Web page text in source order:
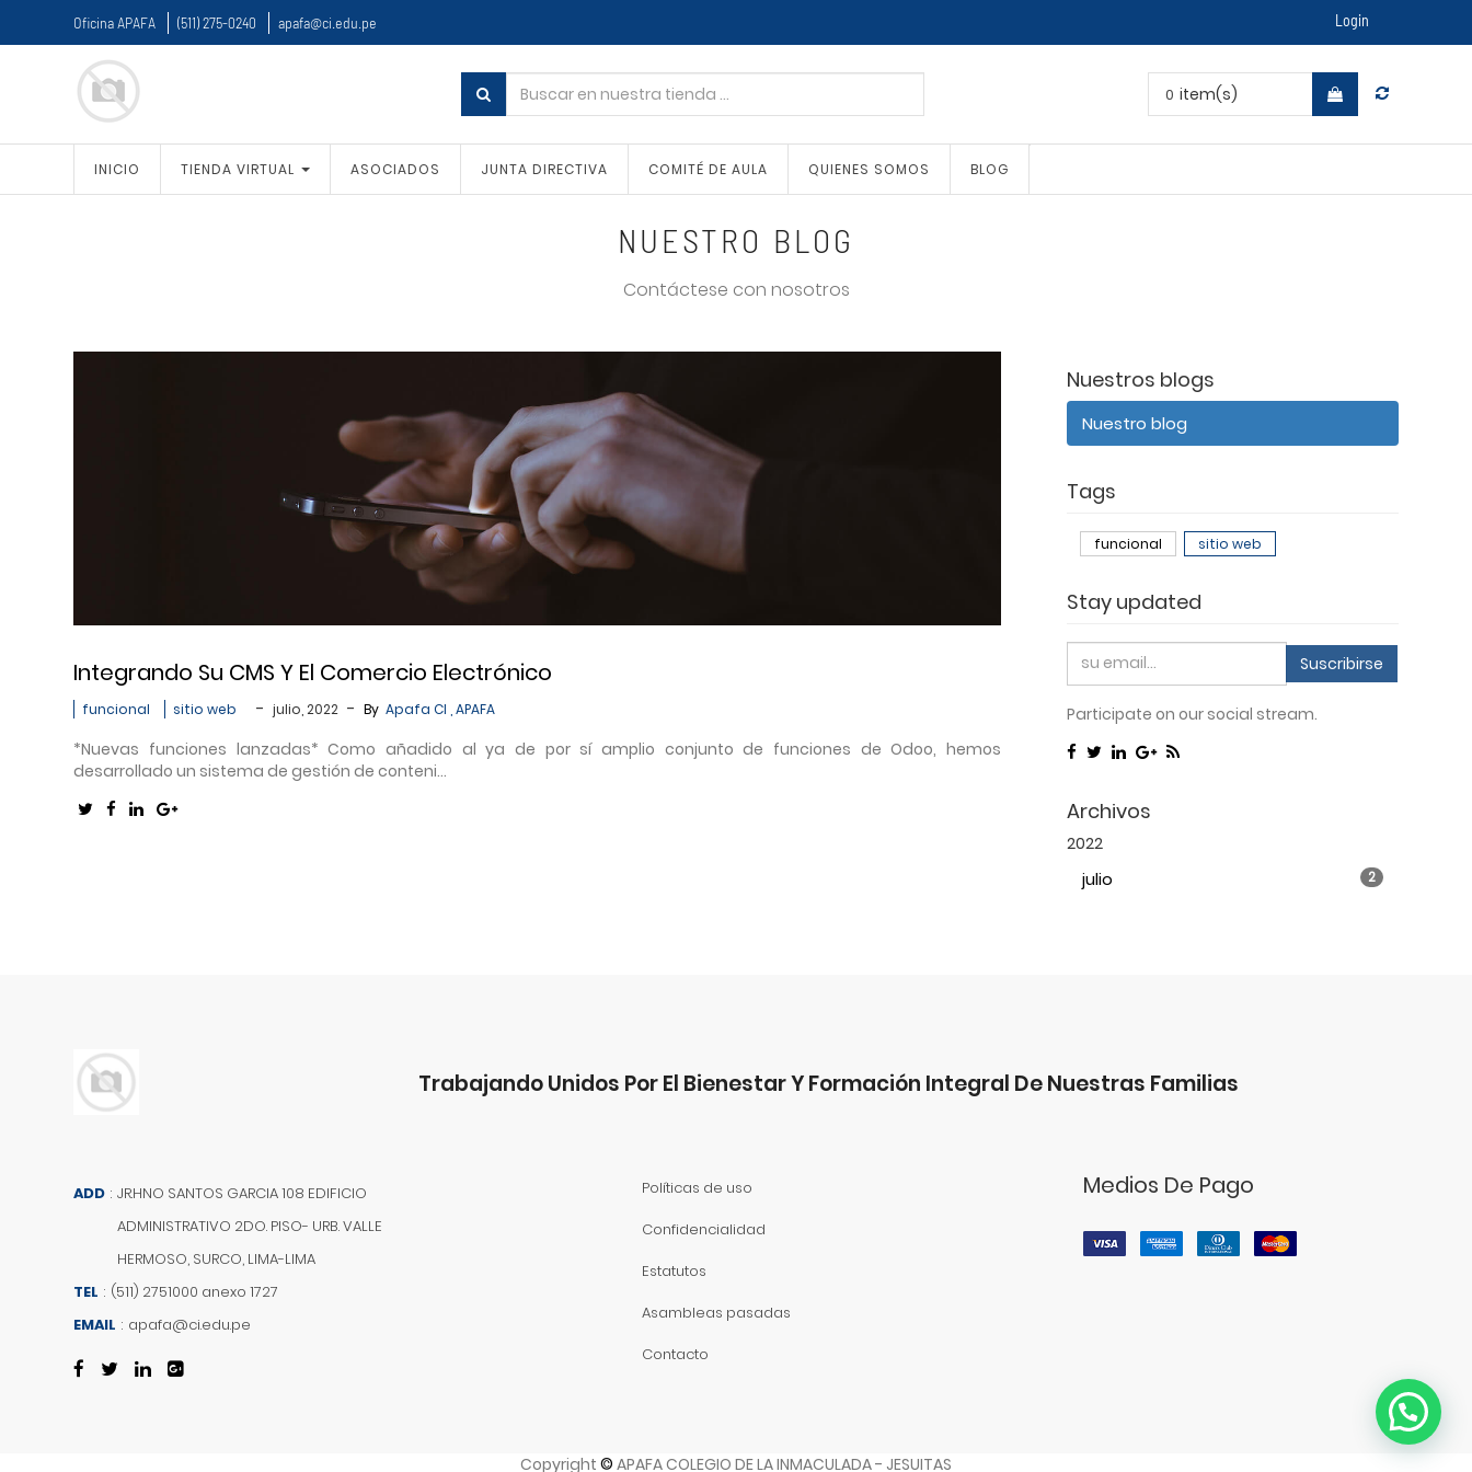
Oficina APAFA (511) 275-0240 apafa@ci.edu.pe Login
0 item(s)
INICIO TIENDA VIRTUAL ASOCIADOS JUNTA DIRECTIVA COMITÉ DE AULA QUIENES SOMOS BLOG
NUESTRO BLOG
Contáctese con nosotros
Integrando Su CMS Y El Comercio Electrónico
funcional sitio web - julio, 2022 - By Apafa CI , APAFA
*Nuevas funciones lanzadas* Como añadido al ya de por sí amplio conjunto de funciones de Odoo, hemos
desarrollado un sistema de gestión de conteni...
Nuestros blogs
Nuestro blog
Tags
funcional sitio web
Stay updated
Suscribirse
Participate on our social stream.
Archivos
2022
julio 2
Trabajando Unidos Por El Bienestar Y Formación Integral De Nuestras Familias
ADD : JR.HNO SANTOS GARCIA 108 EDIFICIO
ADMINISTRATIVO 2DO. PISO- URB. VALLE
HERMOSO, SURCO, LIMA-LIMA
TEL : (511) 2751000 anexo 1727
EMAIL : apafa@ci.edu.pe
Políticas de uso
Confidencialidad
Estatutos
Asambleas pasadas
Contacto
Medios De Pago
Copyright © APAFA COLEGIO DE LA INMACULADA - JESUITAS